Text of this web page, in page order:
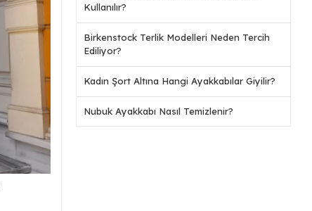
Kullanılır?
Birkenstock Terlik Modelleri Neden Tercih
Ediliyor?
Kadın Şort Altına Hangi Ayakkabılar Giyilir?
Nubuk Ayakkabı Nasıl Temizlenir?